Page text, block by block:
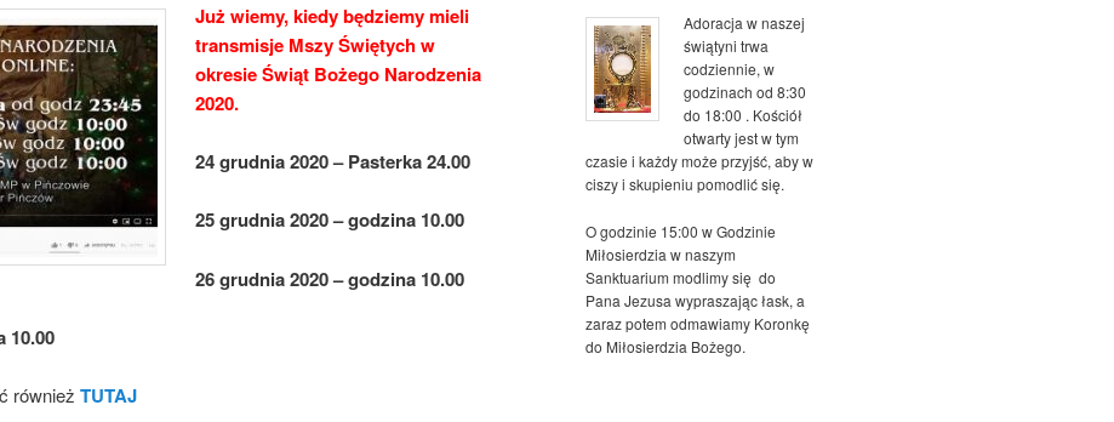
Już wiemy, kiedy będziemy mieli
transmisje Mszy Świętych w
okresie Świąt Bożego Narodzenia
2020.
24 grudnia 2020 – Pasterka 24.00
25 grudnia 2020 – godzina 10.00
26 grudnia 2020 – godzina 10.00
10.00
również TUTAJ
Adoracja w naszej
świątyni trwa
codziennie, w
godzinach od 8:30
do 18:00 . Kościół
otwarty jest w tym
czasie i każdy może przyjść, aby w
ciszy i skupieniu pomodlić się.
O godzinie 15:00 w Godzinie
Miłosierdzia w naszym
Sanktuarium modlimy się do
Pana Jezusa wypraszając łask, a
zaraz potem odmawiamy Koronkę
do Miłosierdzia Bożego.